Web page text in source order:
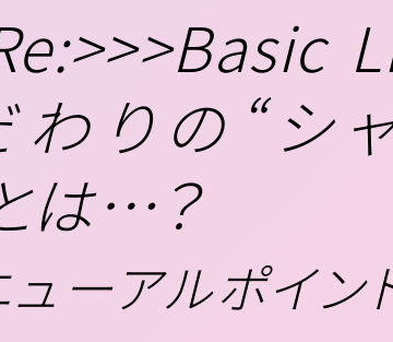
わりの“シ
は…？
ューアルポイ